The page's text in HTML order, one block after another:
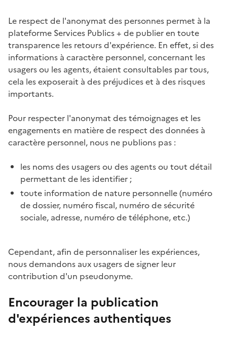
Le respect de l'anonymat des personnes permet à la
plateforme Services Publics + de publier en toute
transparence les retours d'expérience. En effet, si des
informations à caractère personnel, concernant les
usagers ou les agents, étaient consultables par tous,
cela les exposerait à des préjudices et à des risques
importants.
Pour respecter l'anonymat des témoignages et les
engagements en matière de respect des données à
caractère personnel, nous ne publions pas :
les noms des usagers ou des agents ou tout détail
permettant de les identifier ;
toute information de nature personnelle (numéro
de dossier, numéro fiscal, numéro de sécurité
sociale, adresse, numéro de téléphone, etc.)
Cependant, afin de personnaliser les expériences,
nous demandons aux usagers de signer leur
contribution d'un pseudonyme.
Encourager la publication
d'expériences authentiques